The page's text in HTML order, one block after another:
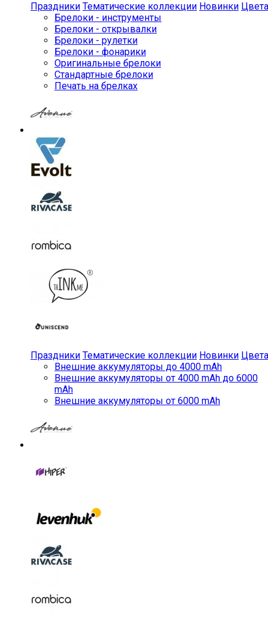
Праздники Тематические коллекции Новинки Цвета
Брелоки - инструменты
Брелоки - открывалки
Брелоки - рулетки
Брелоки - фонарики
Оригинальные брелоки
Стандартные брелоки
Печать на брелках
Праздники Тематические коллекции Новинки Цвета
Внешние аккумуляторы до 4000 mAh
Внешние аккумуляторы от 4000 mAh до 6000
mAh
Внешние аккумуляторы от 6000 mAh